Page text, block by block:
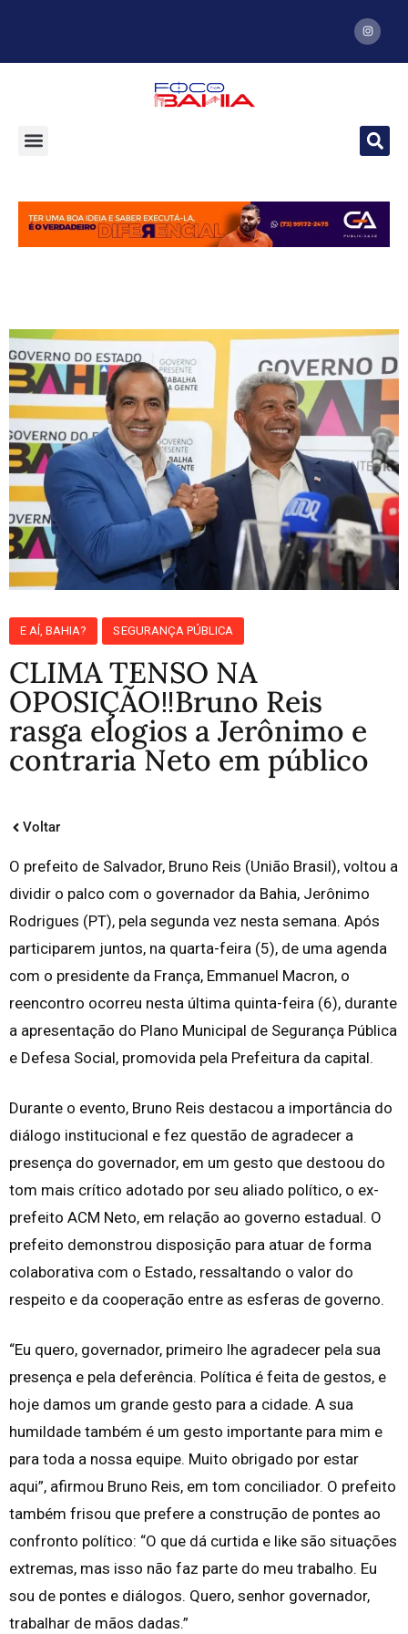
E AÍ, BAHIA? SEGURANÇA PÚBLICA
CLIMA TENSO NA
OPOSIÇÃO‼️Bruno Reis
rasga elogios a Jerônimo e
contraria Neto em público
Voltar
O prefeito de Salvador, Bruno Reis (União Brasil), voltou a
dividir o palco com o governador da Bahia, Jerônimo
Rodrigues (PT), pela segunda vez nesta semana. Após
participarem juntos, na quarta-feira (5), de uma agenda
com o presidente da França, Emmanuel Macron, o
reencontro ocorreu nesta última quinta-feira (6), durante
a apresentação do Plano Municipal de Segurança Pública
e Defesa Social, promovida pela Prefeitura da capital.
Durante o evento, Bruno Reis destacou a importância do
diálogo institucional e fez questão de agradecer a
presença do governador, em um gesto que destoou do
tom mais crítico adotado por seu aliado político, o ex-
prefeito ACM Neto, em relação ao governo estadual. O
prefeito demonstrou disposição para atuar de forma
colaborativa com o Estado, ressaltando o valor do
respeito e da cooperação entre as esferas de governo.
“Eu quero, governador, primeiro lhe agradecer pela sua
presença e pela deferência. Política é feita de gestos, e
hoje damos um grande gesto para a cidade. A sua
humildade também é um gesto importante para mim e
para toda a nossa equipe. Muito obrigado por estar
aqui”, afirmou Bruno Reis, em tom conciliador. O prefeito
também frisou que prefere a construção de pontes ao
confronto político: “O que dá curtida e like são situações
extremas, mas isso não faz parte do meu trabalho. Eu
sou de pontes e diálogos. Quero, senhor governador,
trabalhar de mãos dadas.”